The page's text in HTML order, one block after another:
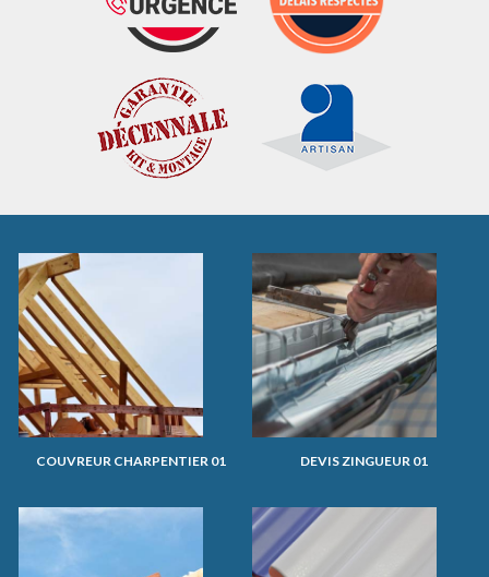
COUVREUR CHARPENTIER 01 DEVIS ZINGUEUR 01